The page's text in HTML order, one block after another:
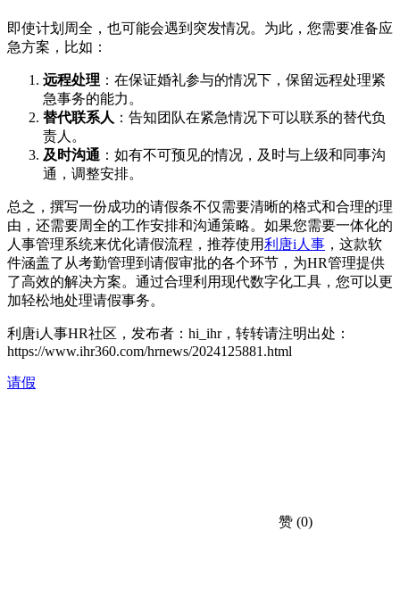
即使计划周全，也可能会遇到突发情况。为此，您需要准备应
急方案，比如：
远程处理 ：在保证婚礼参与的情况下，保留远程处理紧
急事务的能力。
替代联系人 ：告知团队在紧急情况下可以联系的替代负
责人。
及时沟通 ：如有不可预见的情况，及时与上级和同事沟
通，调整安排。
总之，撰写一份成功的请假条不仅需要清晰的格式和合理的理
由，还需要周全的工作安排和沟通策略。如果您需要一体化的
人事管理系统来优化请假流程，推荐使用利唐i人事 ，这款软
件涵盖了从考勤管理到请假审批的各个环节，为HR管理提供
了高效的解决方案。通过合理利用现代数字化工具，您可以更
加轻松地处理请假事务。
利唐i人事HR社区，发布者：hi_ihr，转转请注明出处：
https://www.ihr360.com/hrnews/2024125881.html
请假
赞 (0)